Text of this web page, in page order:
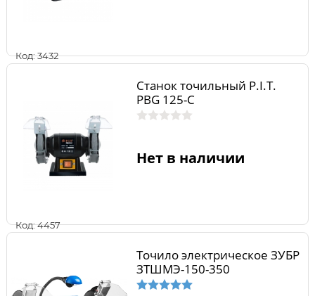
Код: 3432
Код: 4457
Станок точильный P.I.T.
PBG 125-C
Нет в наличии
Точило электрическое ЗУБР
ЗТШМЭ-150-350